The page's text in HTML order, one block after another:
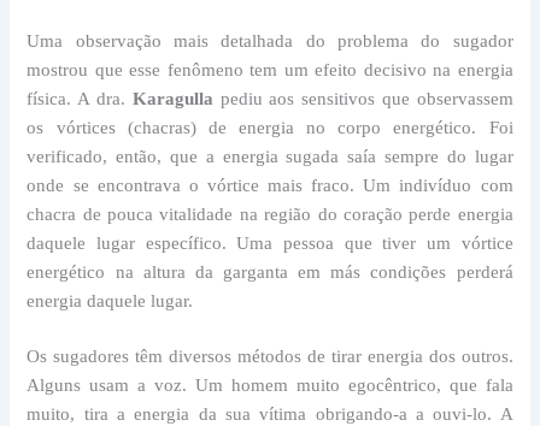
Uma observação mais detalhada do problema do sugador
mostrou que esse fenômeno tem um efeito decisivo na energia
física. A dra. Karagulla pediu aos sensitivos que observassem
os vórtices (chacras) de energia no corpo energético. Foi
verificado, então, que a energia sugada saía sempre do lugar
onde se encontrava o vórtice mais fraco. Um indivíduo com
chacra de pouca vitalidade na região do coração perde energia
daquele lugar específico. Uma pessoa que tiver um vórtice
energético na altura da garganta em más condições perderá
energia daquele lugar.
Os sugadores têm diversos métodos de tirar energia dos outros.
Alguns usam a voz. Um homem muito egocêntrico, que fala
muito, tira a energia da sua vítima obrigando-a a ouvi-lo. A